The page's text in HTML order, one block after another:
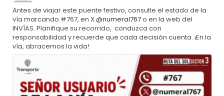
Antes de viajar este puente festivo, consulte el estado de la
vía marcando #767, en X@numeral767o en la web del
INVÍAS. Planifique su recorrido, conduzca con
responsabilidad y recuerde que cada decisión cuenta. ¡En la
vía, abracemos la vida!